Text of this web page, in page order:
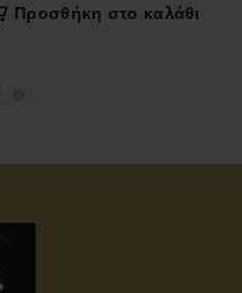
Προσθήκη στο καλάθι